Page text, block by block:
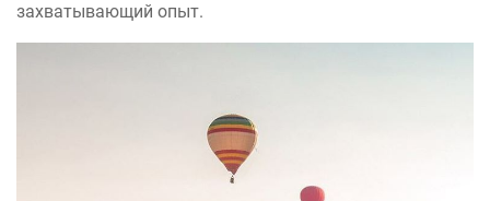
захватывающий опыт.